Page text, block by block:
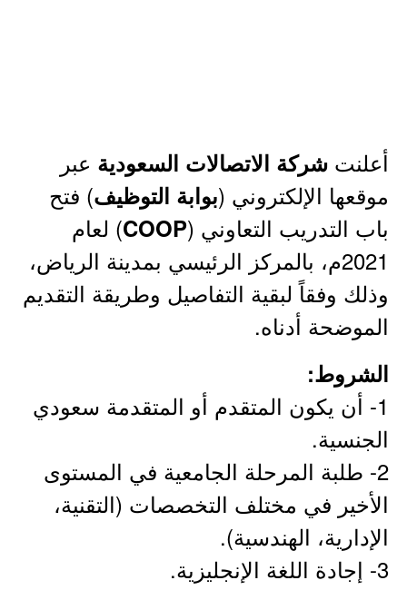
أعلنت شركة الاتصالات السعودية عبر
موقعها الإلكتروني (بوابة التوظيف) فتح
باب التدريب التعاوني (COOP) لعام
2021م، بالمركز الرئيسي بمدينة الرياض،
وذلك وفقاً لبقية التفاصيل وطريقة التقديم
الموضحة أدناه.
الشروط:
1- أن يكون المتقدم أو المتقدمة سعودي
الجنسية.
2- طلبة المرحلة الجامعية في المستوى
الأخير في مختلف التخصصات (التقنية،
الإدارية، الهندسية).
3- إجادة اللغة الإنجليزية.